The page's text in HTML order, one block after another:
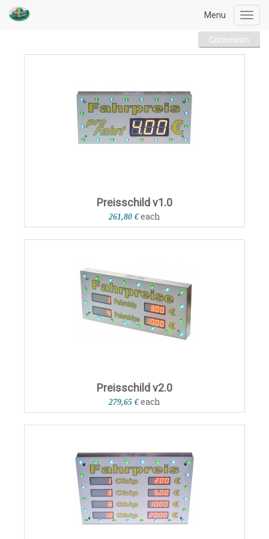
Menu
Connexion
Preisschild v1.0
261,80 € each
Preisschild v2.0
279,65 € each